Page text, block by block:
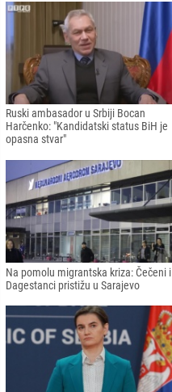
Ruski ambasador u Srbiji Bocan
Harčenko: "Kandidatski status BiH je
opasna stvar"
Na pomolu migrantska kriza: Čečeni i
Dagestanci pristižu u Sarajevo